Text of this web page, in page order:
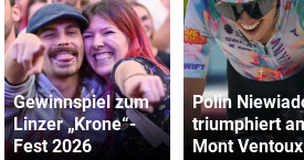
Gewinnspiel zum
Linzer „Krone“-
Fest 2026
Polin
triumphiert
Mont Ventoux